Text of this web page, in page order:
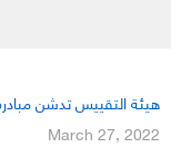
هيئة التقييس تدشن
March 27, 2022